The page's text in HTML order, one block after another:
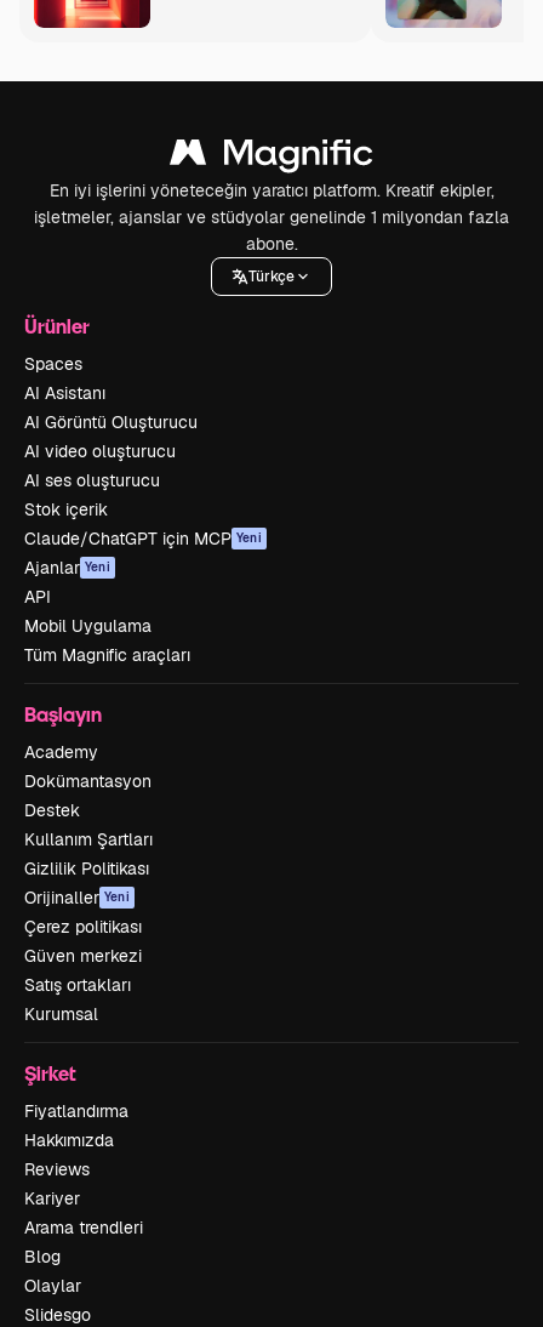
En iyi işlerini yöneteceğin yaratıcı platform. Kreatif ekipler,
işletmeler, ajanslar ve stüdyolar genelinde 1 milyondan fazla
abone.
Türkçe
Ürünler
Spaces
AI Asistanı
AI Görüntü Oluşturucu
AI video oluşturucu
AI ses oluşturucu
Stok içerik
Claude/ChatGPT için MCP Yeni
Ajanlar Yeni
API
Mobil Uygulama
Tüm Magnific araçları
Başlayın
Academy
Dokümantasyon
Destek
Kullanım Şartları
Gizlilik Politikası
Orijinaller Yeni
Çerez politikası
Güven merkezi
Satış ortakları
Kurumsal
Şirket
Fiyatlandırma
Hakkımızda
Reviews
Kariyer
Arama trendleri
Blog
Olaylar
Slidesgo